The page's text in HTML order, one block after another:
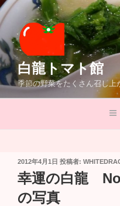
コ
ン
ン
ツ
へ
白龍トマト館
季節の野菜をたくさん召し
投
稿
日:
2012年4月1日 投稿者:
幸運の白龍
の写真